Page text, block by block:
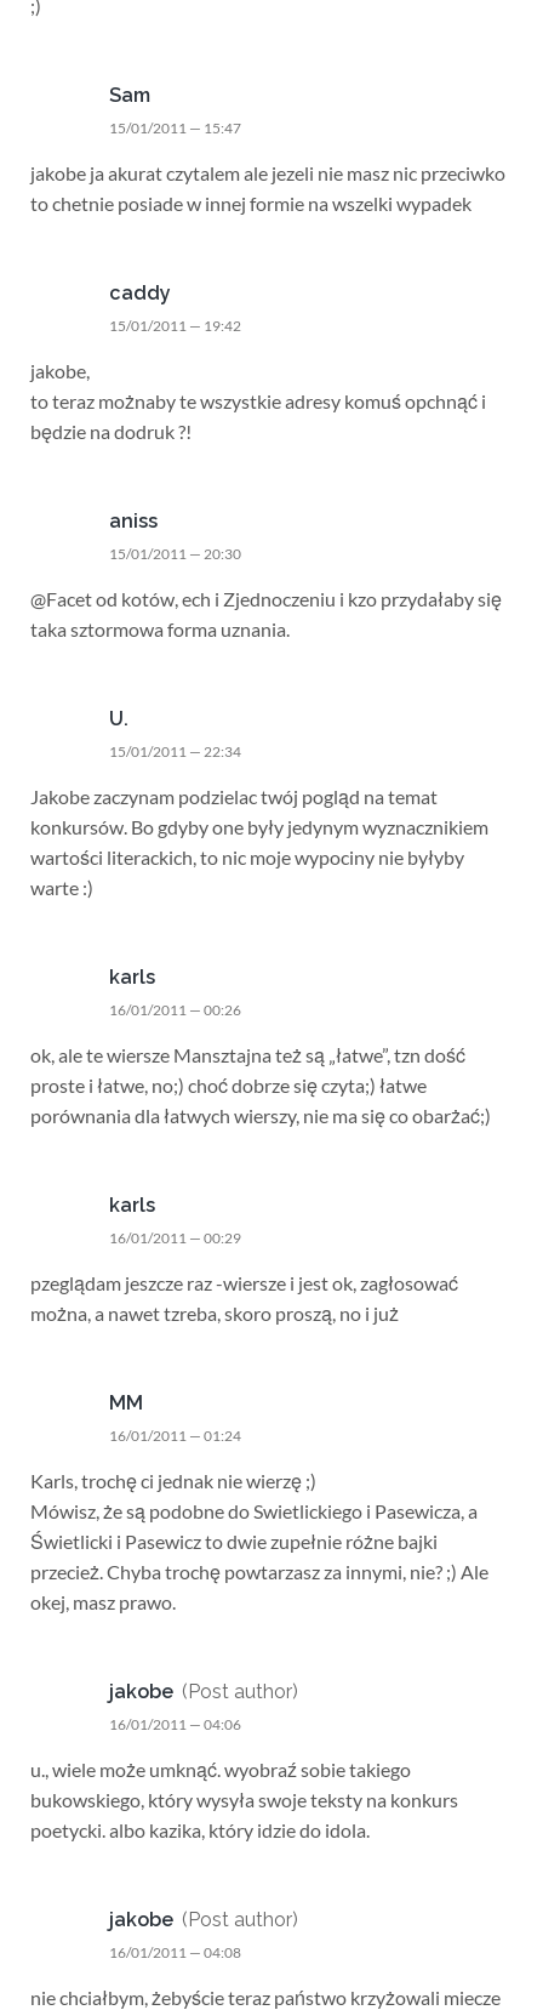
;)
Sam
15/01/2011 — 15:47
jakobe ja akurat czytalem ale jezeli nie masz nic przeciwko
to chetnie posiade w innej formie na wszelki wypadek
caddy
15/01/2011 — 19:42
jakobe,
to teraz możnaby te wszystkie adresy komuś opchnąć i
będzie na dodruk ?!
aniss
15/01/2011 — 20:30
@Facet od kotów, ech i Zjednoczeniu i kzo przydałaby się
taka sztormowa forma uznania.
U.
15/01/2011 — 22:34
Jakobe zaczynam podzielac twój pogląd na temat
konkursów. Bo gdyby one były jedynym wyznacznikiem
wartości literackich, to nic moje wypociny nie byłyby
warte :)
karls
16/01/2011 — 00:26
ok, ale te wiersze Mansztajna też są „łatwe”, tzn dość
proste i łatwe, no;) choć dobrze się czyta;) łatwe
porównania dla łatwych wierszy, nie ma się co obarżać;)
karls
16/01/2011 — 00:29
pzeglądam jeszcze raz -wiersze i jest ok, zagłosować
można, a nawet tzreba, skoro proszą, no i już
MM
16/01/2011 — 01:24
Karls, trochę ci jednak nie wierzę ;)
Mówisz, że są podobne do Swietlickiego i Pasewicza, a
Świetlicki i Pasewicz to dwie zupełnie różne bajki
przecież. Chyba trochę powtarzasz za innymi, nie? ;) Ale
okej, masz prawo.
jakobe (Post author)
16/01/2011 — 04:06
u., wiele może umknąć. wyobraź sobie takiego
bukowskiego, który wysyła swoje teksty na konkurs
poetycki. albo kazika, który idzie do idola.
jakobe (Post author)
16/01/2011 — 04:08
nie chciałbym, żebyście teraz państwo krzyżowali miecze